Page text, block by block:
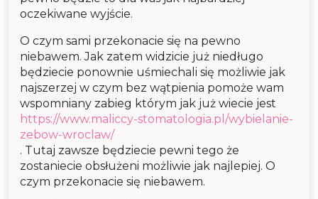
oczekiwane wyjście.
O czym sami przekonacie się na pewno
niebawem. Jak zatem widzicie już niedługo
będziecie ponownie uśmiechali się możliwie jak
najszerzej w czym bez wątpienia pomoże wam
wspomniany zabieg którym jak już wiecie jest
https://www.maliccy-stomatologia.pl/wybielanie-
zebow-wroclaw/
. Tutaj zawsze będziecie pewni tego że
zostaniecie obsłużeni możliwie jak najlepiej. O
czym przekonacie się niebawem.